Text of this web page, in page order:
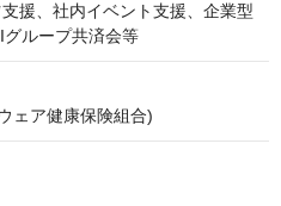
援、社内イベント支援、企業型
ループ共済会等